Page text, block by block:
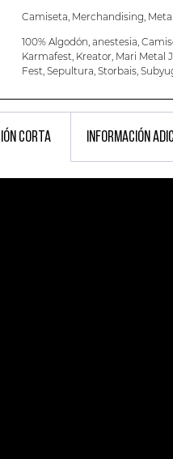
Camiseta, Merchandising, Metal
100% Algodón, anestesia,
Karmafest, Kreator, Mari Metal
Fest, Sepultura, Storbais,
CORTA INFORMACIÓN